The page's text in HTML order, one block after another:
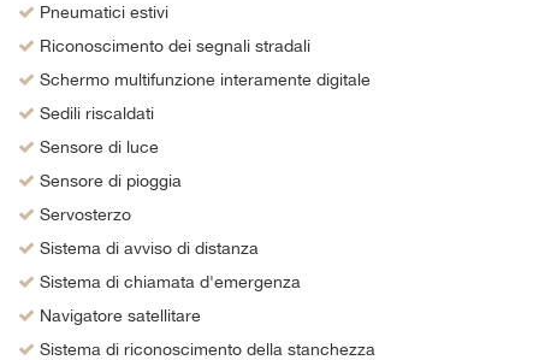
Pneumatici estivi
Riconoscimento dei segnali stradali
Schermo multifunzione interamente digitale
Sedili riscaldati
Sensore di luce
Sensore di pioggia
Servosterzo
Sistema di avviso di distanza
Sistema di chiamata d'emergenza
Navigatore satellitare
Sistema di riconoscimento della stanchezza